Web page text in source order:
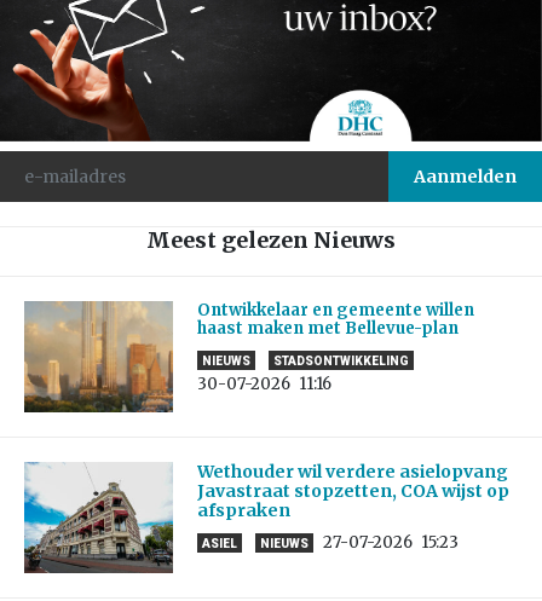
Meest gelezen Nieuws
Ontwikkelaar en gemeente willen
haast maken met Bellevue-plan
NIEUWS STADSONTWIKKELING
30-07-2026 11:16
Wethouder wil verdere asielopvang
Javastraat stopzetten, COA wijst op
afspraken
ASIEL NIEUWS 27-07-2026 15:23